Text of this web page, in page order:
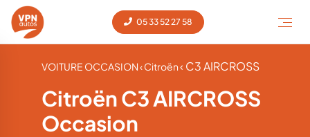
05 33 52 27 58
VOITURE OCCASION‹ Citroën‹ C3 AIRCROSS
Citroën C3 AIRCROSS
Occasion